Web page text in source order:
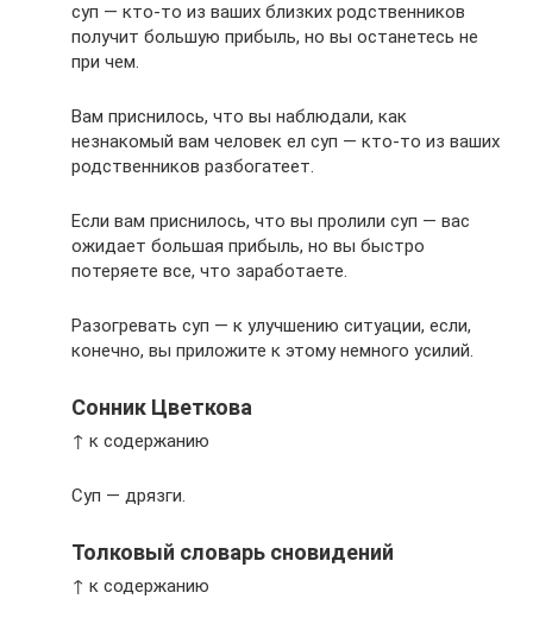
суп — кто-то из ваших близких родственников
получит большую прибыль, но вы останетесь не
при чем.
Вам приснилось, что вы наблюдали, как
незнакомый вам человек ел суп — кто-то из ваших
родственников разбогатеет.
Если вам приснилось, что вы пролили суп — вас
ожидает большая прибыль, но вы быстро
потеряете все, что заработаете.
Разогревать суп — к улучшению ситуации, если,
конечно, вы приложите к этому немного усилий.
Сонник Цветкова
↑ к содержанию
Суп — дрязги.
Толковый словарь сновидений
↑ к содержанию